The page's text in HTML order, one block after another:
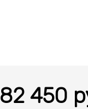
82 450